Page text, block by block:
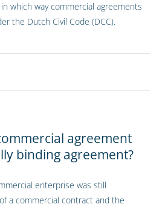
which way commercial agreements
the Dutch Civil Code (DCC).
agreement
binding agreement?
enterprise was still
a commercial contract and the